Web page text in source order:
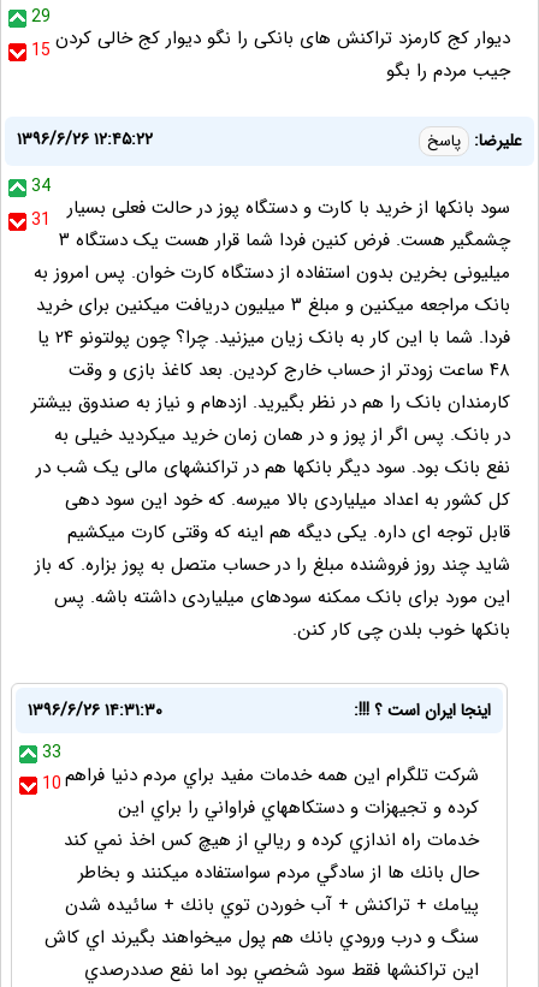
29
15 دیوار کج کارمزد تراکنش های بانکی را نگو دیوار کج خالی کردن
جیب مردم را بگو
علیرضا: پاسخ
۱۳۹۶/۶/۲۶ ۱۲:۴۵:۲۲
34
31
سود بانکها از خرید با کارت و دستگاه پوز در حالت فعلی بسیار
چشمگیر هست. فرض کنین فردا شما قرار هست یک دستگاه ۳
میلیونی بخرین بدون استفاده از دستگاه کارت خوان. پس امروز به
بانک مراجعه میکنین و مبلغ ۳ میلیون دریافت میکنین برای خرید
فردا. شما با این کار به بانک زیان میزنید. چرا؟ چون پولتونو ۲۴ یا
۴۸ ساعت زودتر از حساب خارج کردین. بعد کاغذ بازی و وقت
کارمندان بانک را هم در نظر بگیرید. ازدهام و نیاز به صندوق بیشتر
در بانک. پس اگر از پوز و در همان زمان خرید میکردید خیلی به
نفع بانک بود. سود دیگر بانکها هم در تراکنشهای مالی یک شب در
کل کشور به اعداد میلیاردی بالا میرسه. که خود این سود دهی
قابل توجه ای داره. یکی دیگه هم اینه که وقتی کارت میکشیم
شاید چند روز فروشنده مبلغ را در حساب متصل به پوز بزاره. که باز
این مورد برای بانک ممکنه سودهای میلیاردی داشته باشه. پس
بانکها خوب بلدن چی کار کنن.
اينجا ايران است ؟ !!!:
۱۳۹۶/۶/۲۶ ۱۴:۳۱:۳۰
33
10شركت تلگرام اين همه خدمات مفيد براي مردم دنيا فراهم
كرده و تجيهزات و دستكاههاي فراواني را براي اين
خدمات راه اندازي كرده و ريالي از هيچ كس اخذ نمي كند
حال بانك ها از سادگي مردم سواستفاده ميكنند و بخاطر
پيامك + تراكنش + آب خوردن توي بانك + سائيده شدن
سنگ و درب ورودي بانك هم پول ميخواهند بگيرند اي كاش
اين تراكنشها فقط سود شخصي بود اما نفع صددرصدي